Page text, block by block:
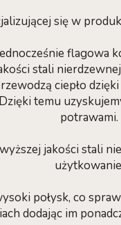
się w
flagowa
stali
ciepło
temu
potrawami.
jakości stali
połysk, co
dodając im